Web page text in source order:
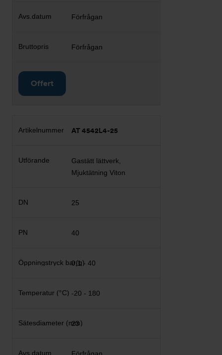
Förfrågan
Förfrågan
Offert
AT 4542L4-25
Gastätt lättverk,
Mjuktätning Viton
25
40
0,1 - 40
-20 - 180
23